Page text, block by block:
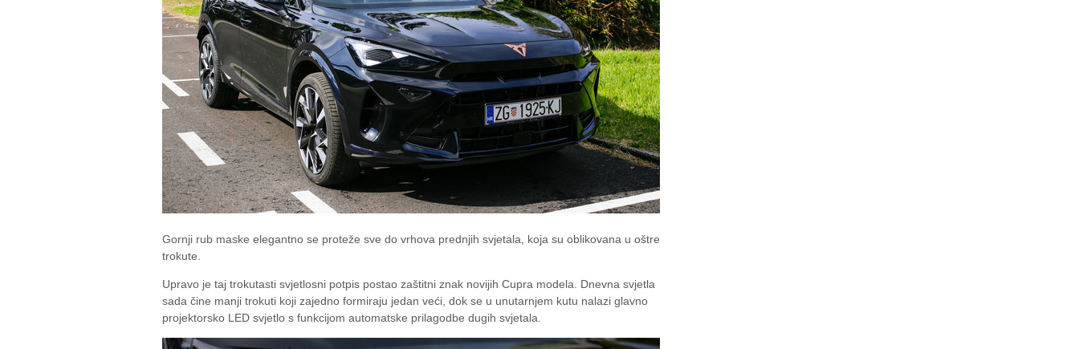
Gornji rub maske elegantno se proteže sve do vrhova prednjih svjetala, koja su oblikovana u oštre
trokute.
Upravo je taj trokutasti svjetlosni potpis postao zaštitni znak novijih Cupra modela. Dnevna svjetla
sada čine manji trokuti koji zajedno formiraju jedan veći, dok se u unutarnjem kutu nalazi glavno
projektorsko LED svjetlo s funkcijom automatske prilagodbe dugih svjetala.